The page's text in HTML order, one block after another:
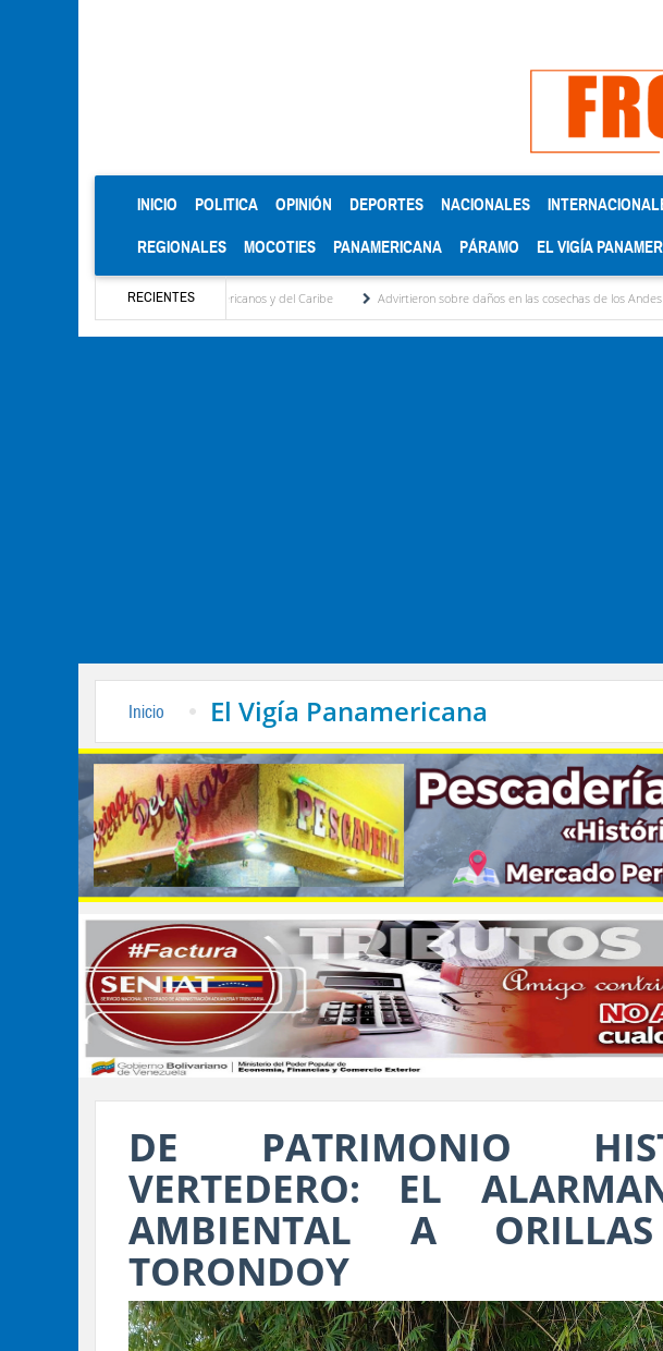
INICIO (CURRENT)
POLITICA OPINIÓN DEPORTES NACIONALES
REGIONALES MOCOTIES PANAMERICANA PÁRAMO EL VIGÍA
RECIENTES
los Juegos Centroamericanos y del Caribe Advirtieron sobre daños en las cosechas de los Andes ante efectos del
Inicio El Vigía Panamericana
DE PATRIMONIO
VERTEDERO: EL
AMBIENTAL A
TORONDOY